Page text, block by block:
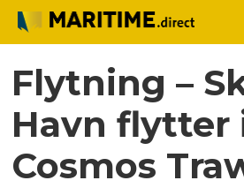
Flytning –
Havn flytter
Cosmos